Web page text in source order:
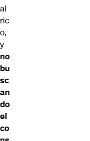
al
ric
o,
y
no
bu
sc
an
do
el
co